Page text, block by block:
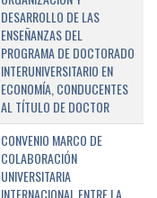
DESARROLLO DE LAS
ENSEÑANZAS DEL
PROGRAMA DE DOCTORADO
INTERUNIVERSITARIO EN
ECONOMÍA, CONDUCENTES
AL TÍTULO DE DOCTOR
CONVENIO MARCO DE
COLABORACIÓN
UNIVERSITARIA
INTERNACIONAL ENTRE LA